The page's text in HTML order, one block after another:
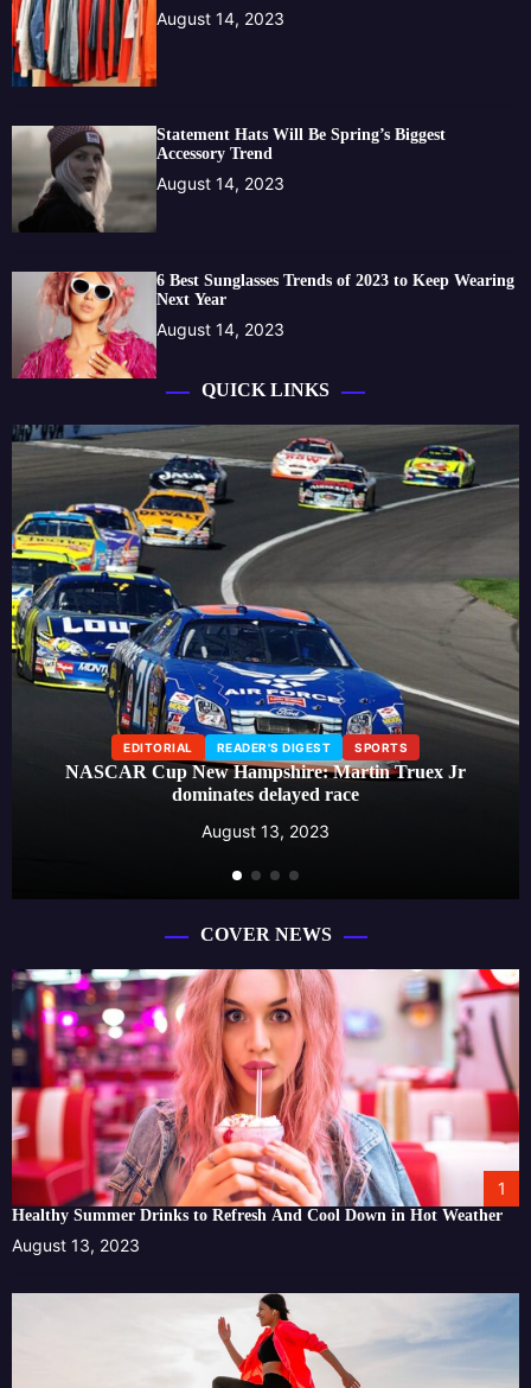
August 14, 2023
Statement Hats Will Be Spring’s Biggest
Accessory Trend
August 14, 2023
6 Best Sunglasses Trends of 2023 to Keep Wearing
Next Year
August 14, 2023
QUICK LINKS
EDITORIAL LIFESTYLE READER'S DIGEST
Beauty influencer launches skincare line, creating a buzz
around effective self-care routines
August 13, 2023
COVER NEWS
1
Healthy Summer Drinks to Refresh And Cool Down in Hot Weather
August 13, 2023